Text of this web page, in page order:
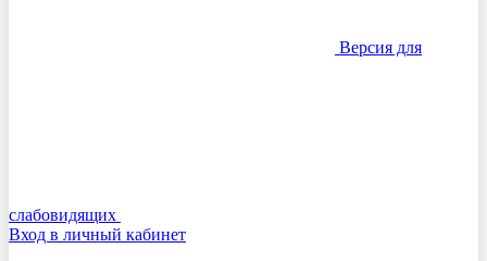
Версия для
слабовидящих
Вход в личный кабинет